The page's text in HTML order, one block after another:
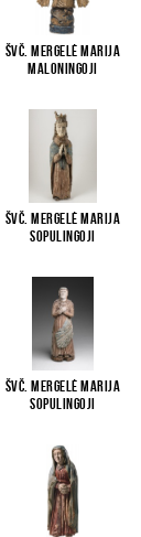
Švč. Mergelė Marija
Maloningoji
Švč. Mergelė Marija
Sopulingoji
Švč. Mergelė Marija
Sopulingoji